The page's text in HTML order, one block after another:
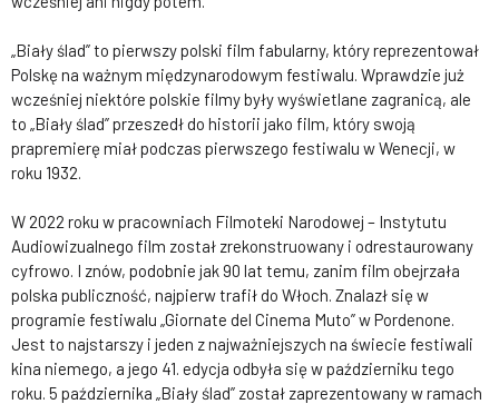
„Biały ślad” to pierwszy polski film fabularny, który reprezentował
Polskę na ważnym międzynarodowym festiwalu. Wprawdzie już
wcześniej niektóre polskie filmy były wyświetlane zagranicą, ale
to „Biały ślad” przeszedł do historii jako film, który swoją
prapremierę miał podczas pierwszego festiwalu w Wenecji, w
roku 1932.
W 2022 roku w pracowniach Filmoteki Narodowej – Instytutu
Audiowizualnego film został zrekonstruowany i odrestaurowany
cyfrowo. I znów, podobnie jak 90 lat temu, zanim film obejrzała
polska publiczność, najpierw trafił do Włoch. Znalazł się w
programie festiwalu „Giornate del Cinema Muto” w Pordenone.
Jest to najstarszy i jeden z najważniejszych na świecie festiwali
kina niemego, a jego 41. edycja odbyła się w październiku tego
roku. 5 października „Biały ślad” został zaprezentowany w ramach